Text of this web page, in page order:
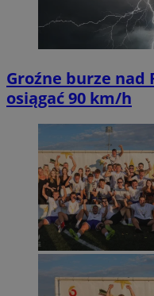
Groźne burze nad
osiągać 90 km/h